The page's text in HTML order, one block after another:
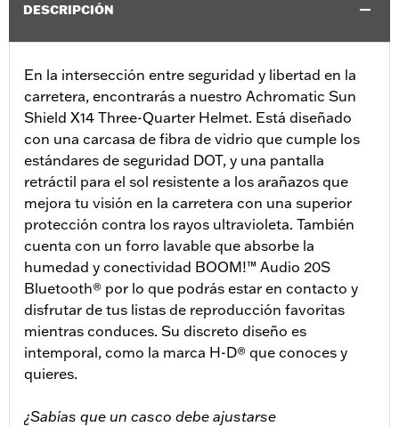
DESCRIPCIÓN
En la intersección entre seguridad y libertad en la
carretera, encontrarás a nuestro Achromatic Sun
Shield X14 Three-Quarter Helmet. Está diseñado
con una carcasa de fibra de vidrio que cumple los
estándares de seguridad DOT, y una pantalla
retráctil para el sol resistente a los arañazos que
mejora tu visión en la carretera con una superior
protección contra los rayos ultravioleta. También
cuenta con un forro lavable que absorbe la
humedad y conectividad BOOM!™ Audio 20S
Bluetooth® por lo que podrás estar en contacto y
disfrutar de tus listas de reproducción favoritas
mientras conduces. Su discreto diseño es
intemporal, como la marca H-D® que conoces y
quieres.
¿Sabías que un casco debe ajustarse